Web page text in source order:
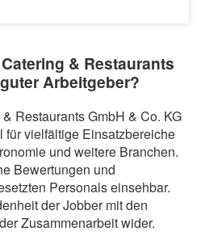
& Restaurants
Arbeitgeber?
Restaurants GmbH & Co. KG
für vielfältige Einsatzbereiche
und weitere Branchen.
Bewertungen und
Personals einsehbar.
der Jobber mit den
Zusammenarbeit wider.